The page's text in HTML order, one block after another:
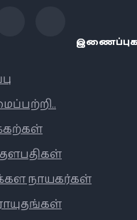
நாயகர்கள்